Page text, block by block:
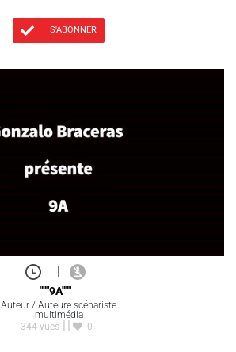
S'ABONNER
|
"""9A"""
Auteur / Auteure scénariste
multimédia
344 vues
0